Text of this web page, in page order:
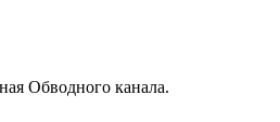
Обводного канала.